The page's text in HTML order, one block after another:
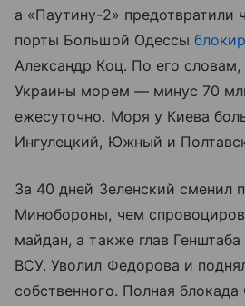
а «Паутину-2» предотвратили
порты Большой Одессы
Александр Коц. По его словам,
Украины морем — минус 70
ежесуточно. Моря у Киева
Ингулецкий, Южный и
За 40 дней Зеленский сменил
Минобороны, чем
майдан, а также глав
ВСУ. Уволил Федорова и
собственного. Полная